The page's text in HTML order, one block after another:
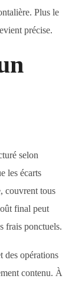
Plus le
précise.
selon
les écarts
couvrent tous
final peut
frais ponctuels.
des opérations
contenu. À